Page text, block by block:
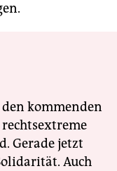
kommenden
Gerade jetzt
Auch